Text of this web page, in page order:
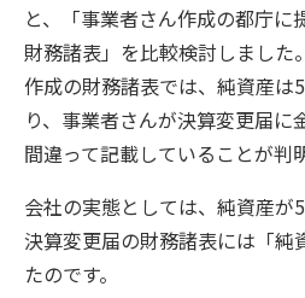
と、「事業者さん作成の都庁に
財務諸表」を比較検討しました
作成の財務諸表では、純資産は
り、事業者さんが決算変更届に
間違って記載していることが判
会社の実態としては、純資産が
決算変更届の財務諸表には「純
たのです。